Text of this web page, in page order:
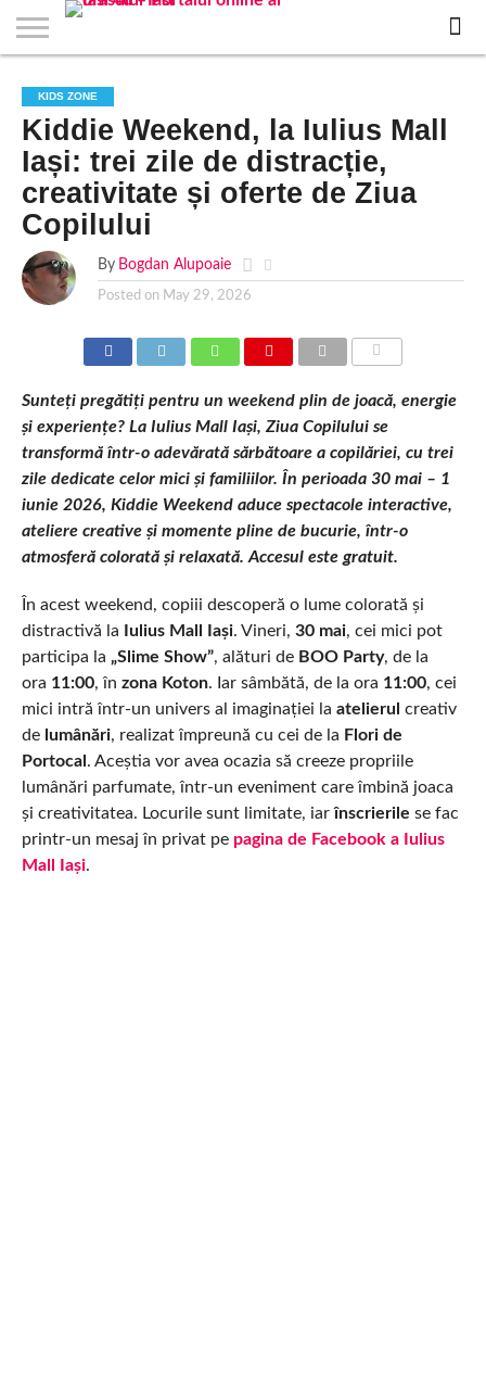
STIRI
APARTAMENTE
NOI IASI
STIRI
IASI
JOBS
IN
IASI
FILME
LA
CINEMA
CLUBURI /
DISCOTECI
BARURI /
CAFENELE
SALI DE
FORTA
SI
FITNESS
SALOANE DE
INFRUMUSETARE
AGENTII
DE
TURISM
IASI
RESTAURANTE
IN IASI
PIZZA
IN
IASI
PISCINA
IN IASI
FLORARII
RADIO
LIVE
IN
IASI
SPALATORII
AUTO
TRACTARI
AUTO
TAXI
IN
IASI
CINEMA
TEATRU
HOTELURI
/
PENSIUNI
TEREN
SPORTIV
TEREN
TENIS
IASI
FARMACII
NON
STOP
COFFEE-
TO-GO
FIRME DE
PUBLICITATE
RENT
A
CAR
KIDS ZONE
Kiddie Weekend, la Iulius Mall
Iași: trei zile de distracție,
creativitate și oferte de Ziua
Copilului
By Bogdan Alupoaie
Posted on May 29, 2026
Sunteți pregătiți pentru un weekend plin de joacă, energie
și experiențe? La Iulius Mall Iași, Ziua Copilului se
transformă într-o adevărată sărbătoare a copilăriei, cu trei
zile dedicate celor mici și familiilor. În perioada 30 mai – 1
iunie 2026, Kiddie Weekend aduce spectacole interactive,
ateliere creative și momente pline de bucurie, într-o
atmosferă colorată și relaxată. Accesul este gratuit.
În acest weekend, copiii descoperă o lume colorată și
distractivă la
Iulius Mall Iași. Vineri, 30 mai, cei mici pot
participa la „Slime Show”, alături de BOO Party, de la
ora 11:00, în zona Koton. Iar sâmbătă, de la ora 11:00, cei
mici intră într-un univers al imaginației la atelierul creativ
de lumânări, realizat împreună cu cei de la Flori de
Portocal . Aceștia vor avea ocazia să creeze propriile
lumânări parfumate, într-un eveniment care îmbină joaca
și creativitatea. Locurile sunt limitate, iarînscrierile se fac
printr-un mesaj în privat pe pagina de Facebook a Iulius
Mall Iași.